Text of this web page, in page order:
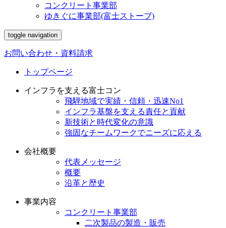
コンクリート事業部
ゆきぐに事業部(富士ストーブ)
toggle navigation
お問い合わせ・資料請求
トップページ
インフラを支える富士コン
飛騨地域で実績・信頼・迅速No1
インフラ基盤を支える責任と貢献
新技術と時代変化の意識
強固なチームワークでニーズに応える
会社概要
代表メッセージ
概要
沿革と歴史
事業内容
コンクリート事業部
二次製品の製造・販売